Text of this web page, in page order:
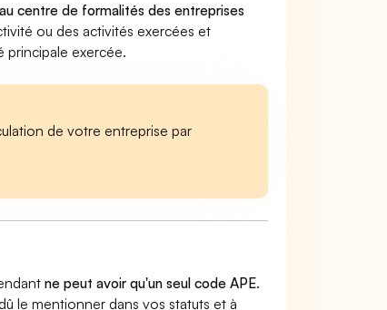
centre de formalités des entreprises
ou des activités exercées et
principale exercée.
de votre entreprise par
ne peut avoir qu'un seul code APE.
le mentionner dans vos statuts et à